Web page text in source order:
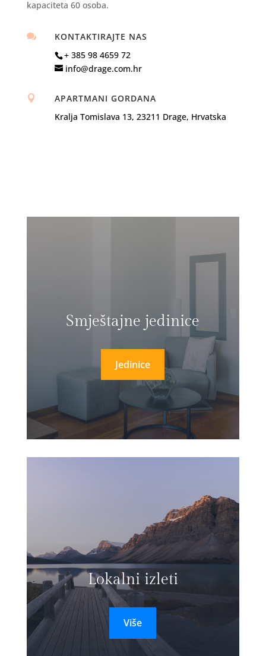
kapaciteta 60 osoba.

KONTAKTIRAJTE NAS
+ 385 98 4659 72
info@drage.com.hr

APARTMANI GORDANA
Kralja Tomislava 13, 23211 Drage, Hrvatska
Smještajne jedinice
Jedinice
Lokalni izleti
Više